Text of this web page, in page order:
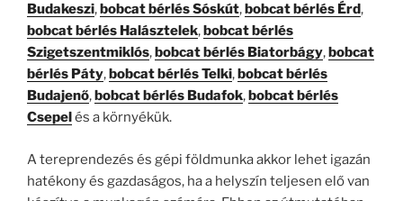
Budakeszi, bobcat bérlés Sóskút, bobcat bérlés Érd,
bobcat bérlés Halásztelek, bobcat bérlés
Szigetszentmiklós, bobcat bérlés Biatorbágy, bobcat
bérlés Páty, bobcat bérlés Telki, bobcat bérlés
Budajenő, bobcat bérlés Budafok, bobcat bérlés
Csepel és a környékük.
A tereprendezés és gépi földmunka akkor lehet igazán
hatékony és gazdaságos, ha a helyszín teljesen elő van